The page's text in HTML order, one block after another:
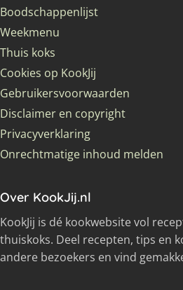
Boodschappenlijst
Weekmenu
Thuis koks
Cookies op KookJij
Gebruikersvoorwaarden
Disclaimer en copyright
Privacyverklaring
Onrechtmatige inhoud melden
Over KookJij.nl
KookJij is dé kookwebsite vol
thuiskoks. Deel recepten, tips en
andere bezoekers en vind